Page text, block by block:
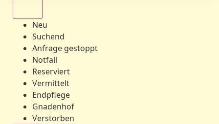
Neu
Suchend
Anfrage gestoppt
Notfall
Reserviert
Vermittelt
Endpflege
Gnadenhof
Verstorben